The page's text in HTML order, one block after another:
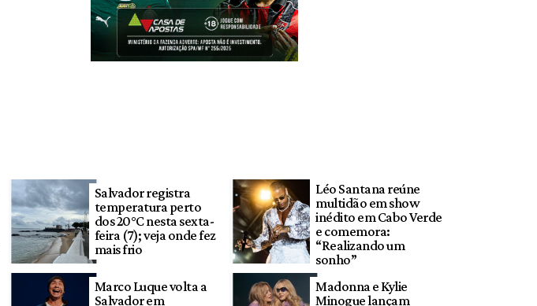
Salvador registra
temperatura perto
dos 20°C nesta sexta-
feira (7); veja onde fez
mais frio
Léo Santana reúne
multidão em show
inédito em Cabo Verde
e comemora:
“Realizando um
sonho”
Marco Luque volta a
Salvador em
Madonna e Kylie
Minogue lançam